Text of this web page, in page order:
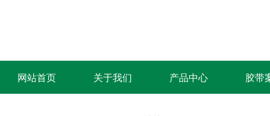
网站首页 关于我们 产品中心 胶带